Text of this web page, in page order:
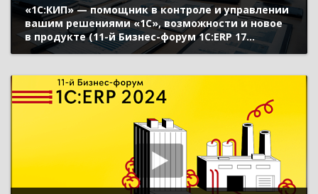
«1С:КИП» — помощник в контроле и управлении
вашим решениями «1С», возможности и новое
в продукте (11-й Бизнес-форум 1С:ERP 17
октября 2024 г., Дмитриев Владислав, «1С»)